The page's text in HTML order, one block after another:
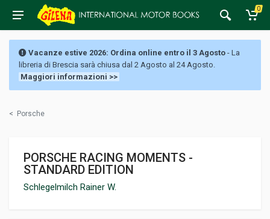
0
Vacanze estive 2026: Ordina online entro il 3 Agosto - La
libreria di Brescia sarà chiusa dal 2 Agosto al 24 Agosto.
Maggiori informazioni >>
< Porsche
PORSCHE RACING MOMENTS -
STANDARD EDITION
Schlegelmilch Rainer W.